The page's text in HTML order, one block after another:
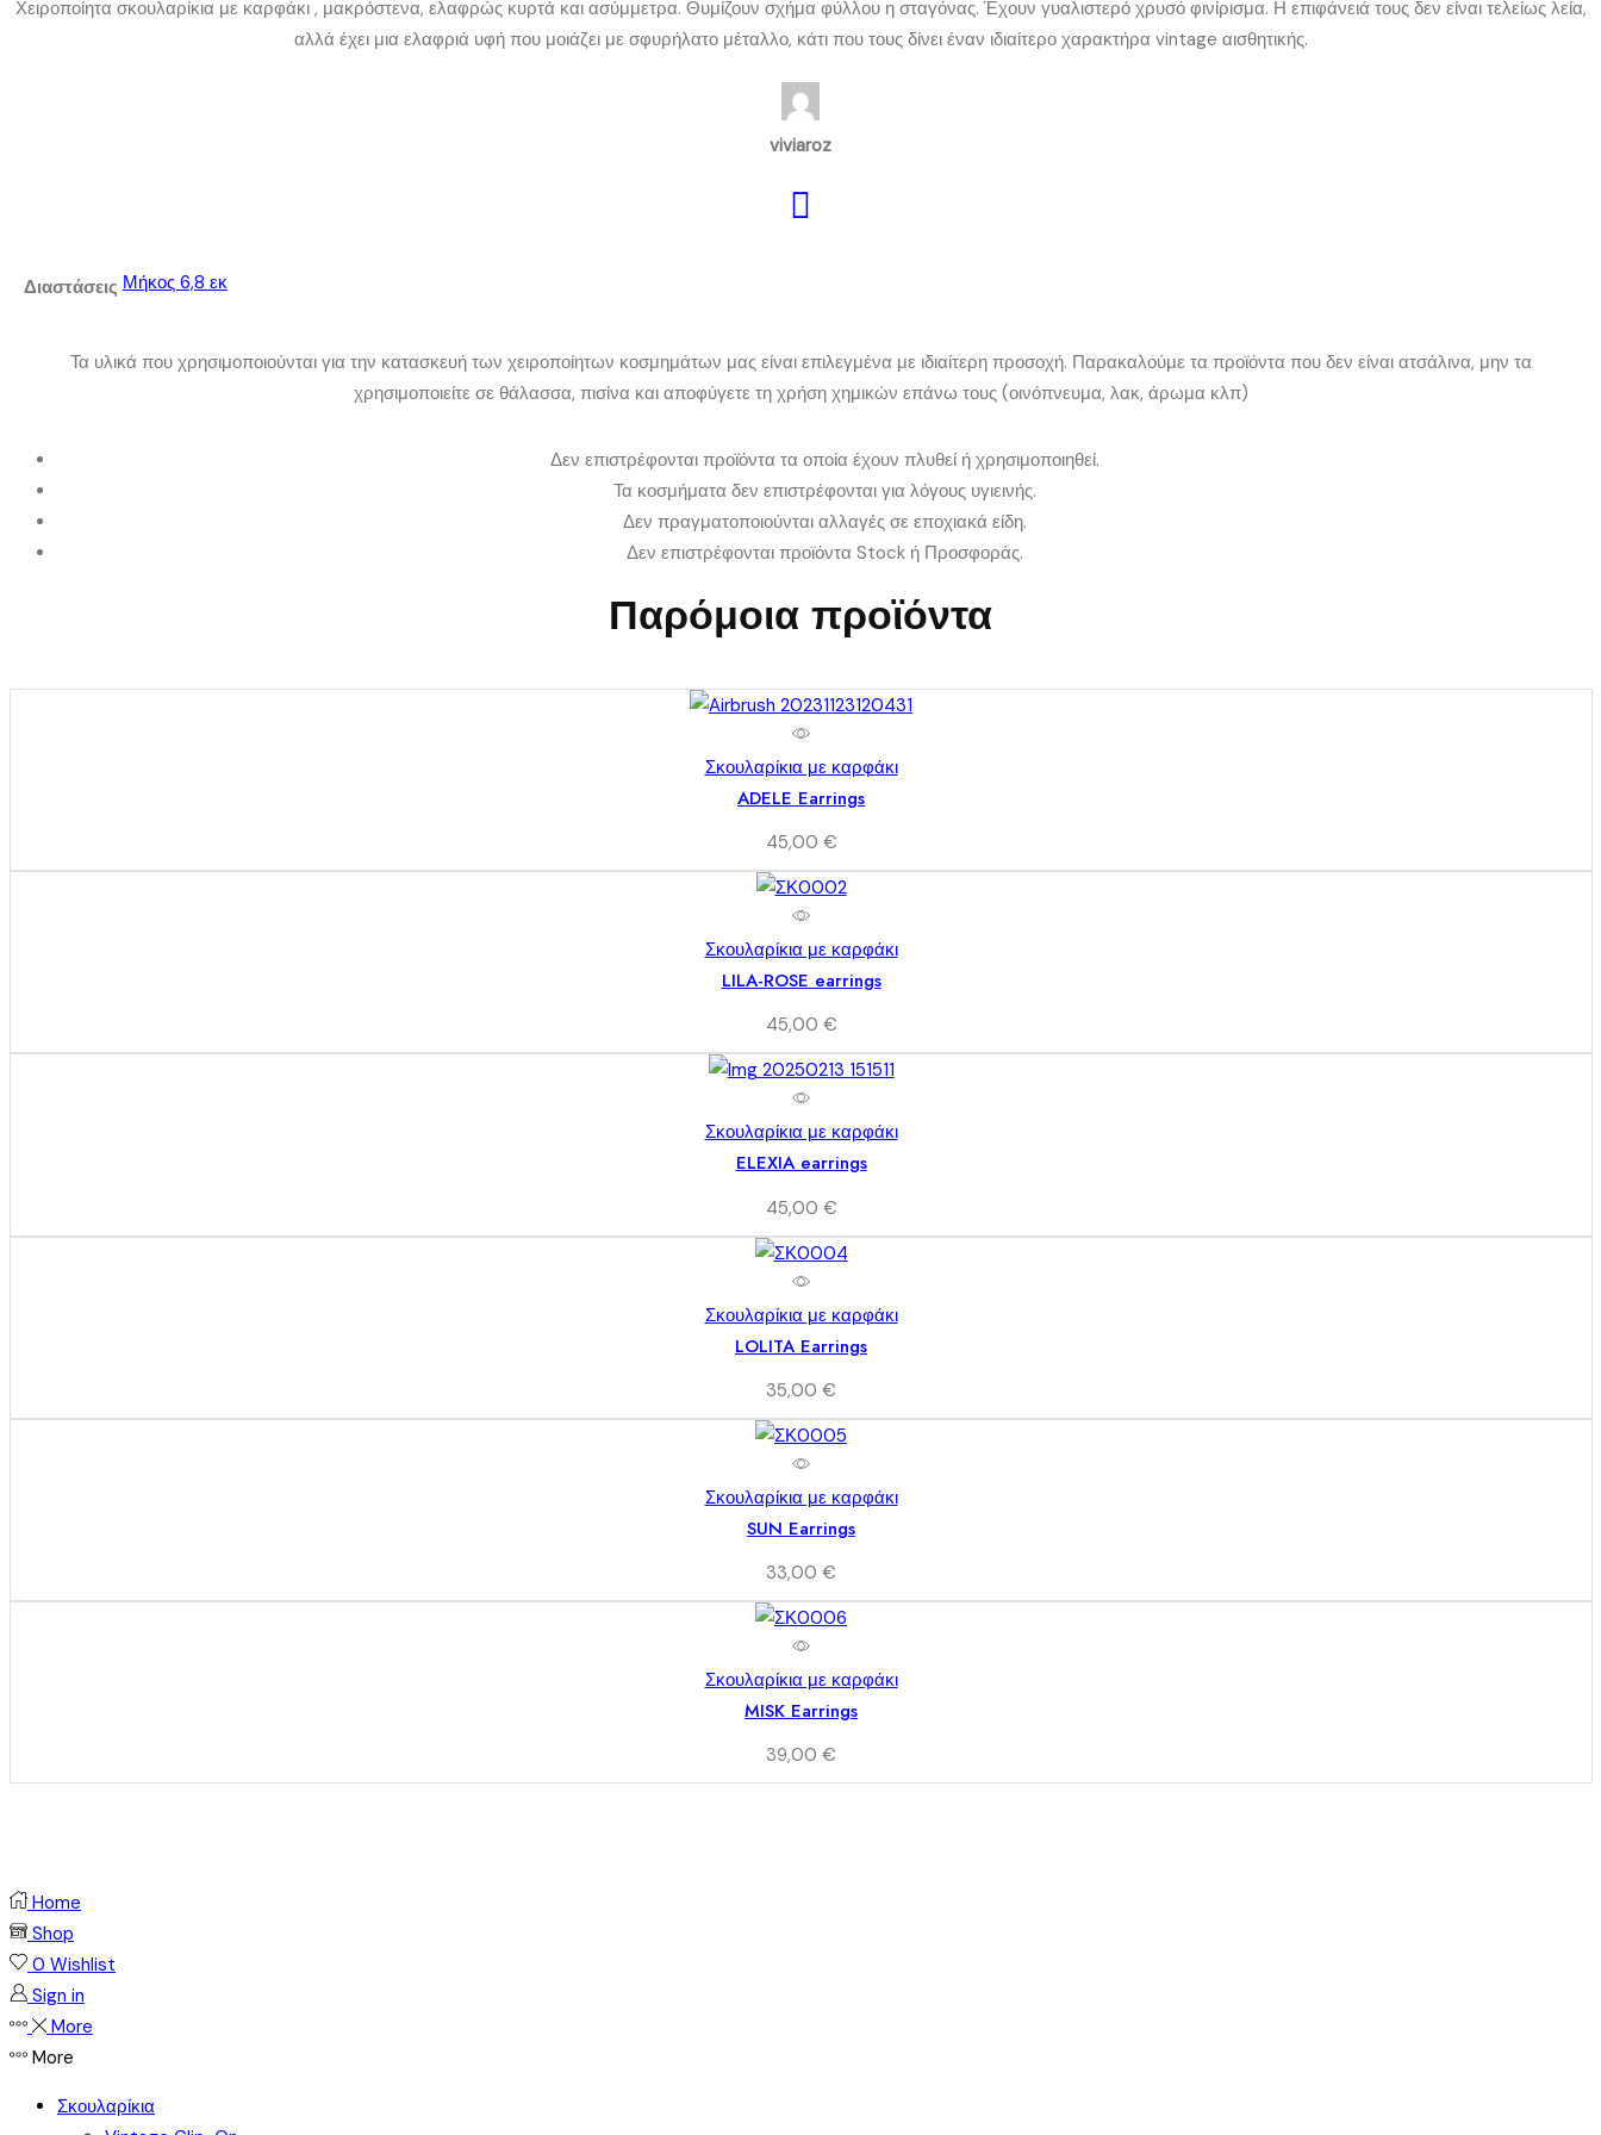
Χειροποίητα σκουλαρίκια με καρφάκι , μακρόστενα, ελαφρώς κυρτά και ασύμμετρα. Θυμίζουν σχήμα φύλλου η σταγόνας. Έχουν γυαλιστερό χρυσό φινίρισμα. Η επιφάνειά τους δεν είναι τελείως λεία,
αλλά έχει μια ελαφριά υφή που μοιάζει με σφυρήλατο μέταλλο, κάτι που τους δίνει έναν ιδιαίτερο χαρακτήρα vintage αισθητικής.
viviaroz
Διαστάσεις Μήκος 6,8 εκ
Τα υλικά που χρησιμοποιούνται για την κατασκευή των χειροποίητων κοσμημάτων μας είναι επιλεγμένα με ιδιαίτερη προσοχή. Παρακαλούμε τα προϊόντα που δεν είναι ατσάλινα, μην τα
χρησιμοποιείτε σε θάλασσα, πισίνα και αποφύγετε τη χρήση χημικών επάνω τους (οινόπνευμα, λακ, άρωμα κλπ)
Δεν επιστρέφονται προϊόντα τα οποία έχουν πλυθεί ή χρησιμοποιηθεί.
Τα κοσμήματα δεν επιστρέφονται για λόγους υγιεινής.
Δεν πραγματοποιούνται αλλαγές σε εποχιακά είδη.
Δεν επιστρέφονται προϊόντα Stock ή Προσφοράς.
Παρόμοια προϊόντα
Σκουλαρίκια με καρφάκι
ADELE Earrings
45,00 €
Σκουλαρίκια με καρφάκι
LILA-ROSE earrings
45,00 €
Σκουλαρίκια με καρφάκι
ELEXIA earrings
45,00 €
Σκουλαρίκια με καρφάκι
LOLITA Earrings
35,00 €
Σκουλαρίκια με καρφάκι
SUN Earrings
33,00 €
Σκουλαρίκια με καρφάκι
MISK Earrings
39,00 €
Home
Shop
0 Wishlist
Sign in
More
More
Σκουλαρίκια